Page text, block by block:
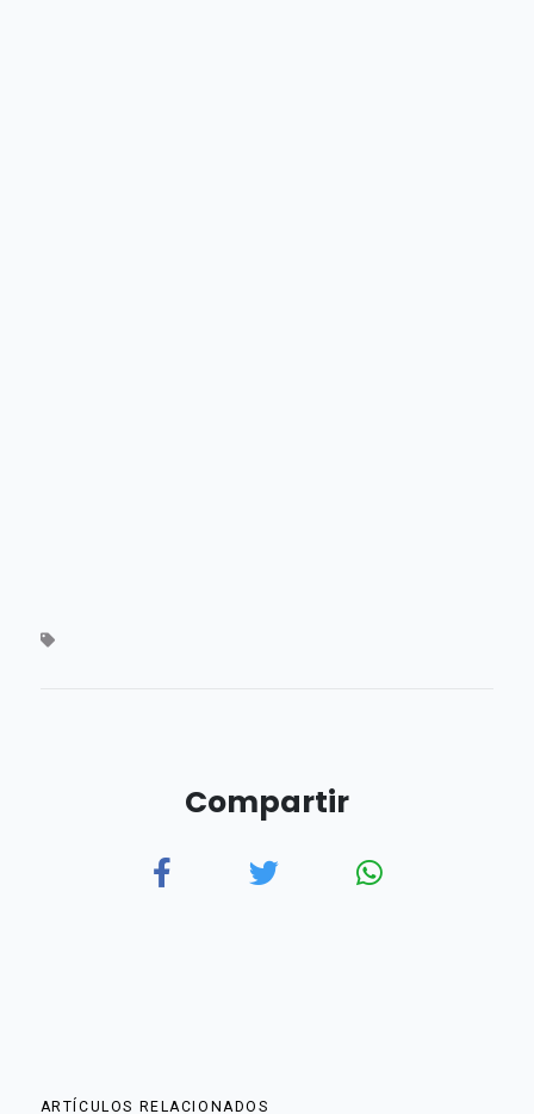
Compartir
ARTÍCULOS RELACIONADOS